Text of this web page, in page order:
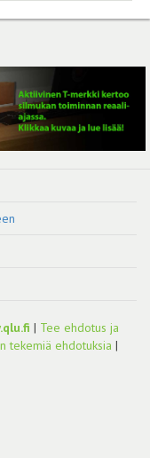
| Tee ehdotus ja
tekemiä ehdotuksia |